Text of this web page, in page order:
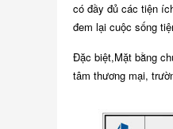
có đầy đủ các tiện
đem lại cuộc sống
Đặc biệt,Mặt bằng
tâm thương mại,